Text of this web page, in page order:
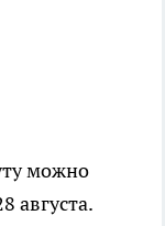
можно
августа.